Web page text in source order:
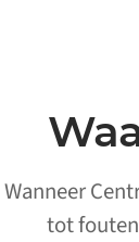
Wanneer
tot